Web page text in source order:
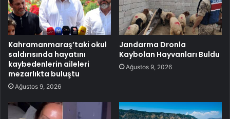
Kahramanmaraş’taki okul
saldırısında hayatını
kaybedenlerin aileleri
mezarlıkta buluştu
Ağustos 9, 2026
Jandarma Dronla
Kaybolan Hayvanları Buldu
Ağustos 9, 2026